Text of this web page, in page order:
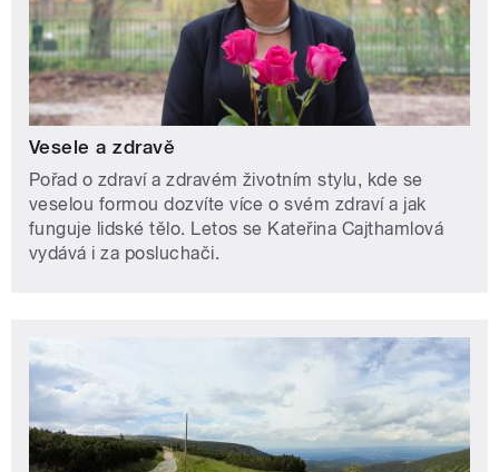
Vesele a zdravě
Pořad o zdraví a zdravém životním stylu, kde se
veselou formou dozvíte více o svém zdraví a jak
funguje lidské tělo. Letos se Kateřina Cajthamlová
vydává i za posluchači.